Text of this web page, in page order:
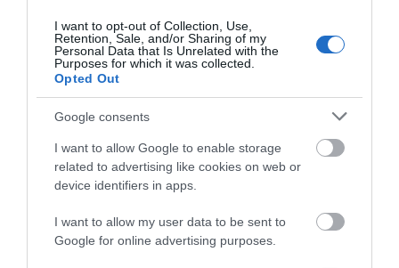
I want to opt-out of Collection, Use,
Retention, Sale, and/or Sharing of my
Personal Data that Is Unrelated with the
Purposes for which it was collected.
Opted Out
Google consents
I want to allow Google to enable storage
related to advertising like cookies on web or
device identifiers in apps.
I want to allow my user data to be sent to
Google for online advertising purposes.
Αποθήκευσε το όνομά μου, email, και τον ιστότοπο μου σε
αυτόν τον πλοηγό για την επόμενη φορά που θα σχολιάσω.